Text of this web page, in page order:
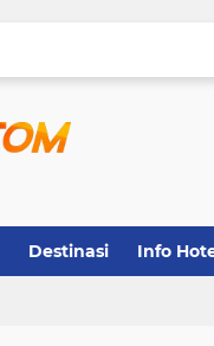
Destinasi Info